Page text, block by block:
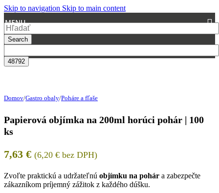
Skip to navigation Skip to main content
MENU
Search
Domov/Gastro obaly/Poháre a fľaše
Papierová objímka na 200ml horúci pohár | 100
ks
7,63 € (6,20 € bez DPH)
Zvoľte praktickú a udržateľnú objímku na pohár a zabezpečte
zákazníkom príjemný zážitok z každého dúšku.